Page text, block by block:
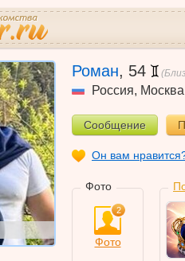
Роман, 54
Россия, Москва
Сообщение
Он вам
Фото
2
Фото